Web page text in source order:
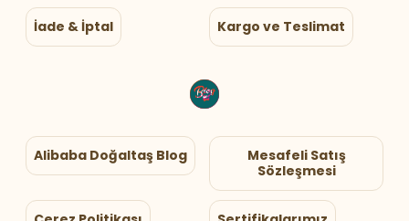
İade & İptal Kargo ve Teslimat
Alibaba Doğaltaş Blog
Mesafeli Satış
Sözleşmesi